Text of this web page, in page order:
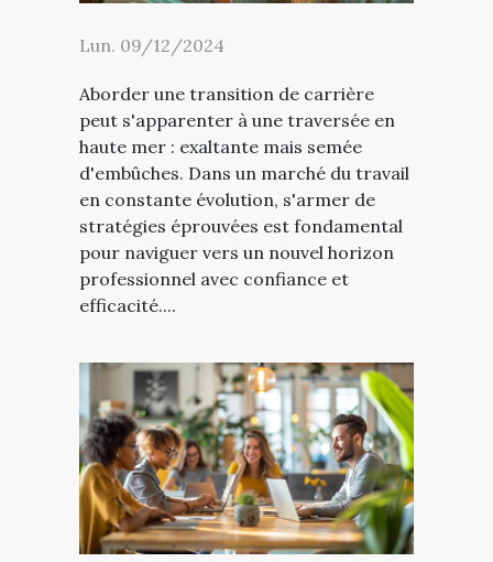
Lun. 09/12/2024
Aborder une transition de carrière
peut s'apparenter à une traversée en
haute mer : exaltante mais semée
d'embûches. Dans un marché du travail
en constante évolution, s'armer de
stratégies éprouvées est fondamental
pour naviguer vers un nouvel horizon
professionnel avec confiance et
efficacité....